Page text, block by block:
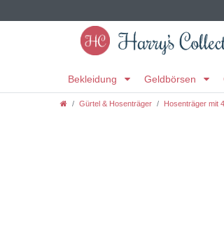
Bekleidung Geldbörsen
Gürtel & Hosenträger Hosenträger mit